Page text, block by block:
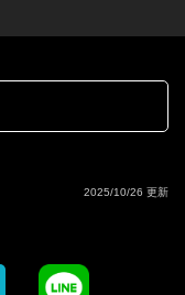
2025/10/26 更新